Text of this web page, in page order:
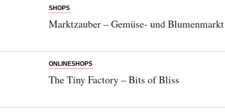
SHOPS
Marktzauber – Gemüse- und
ONLINESHOPS
The Tiny Factory – Bits of Bliss